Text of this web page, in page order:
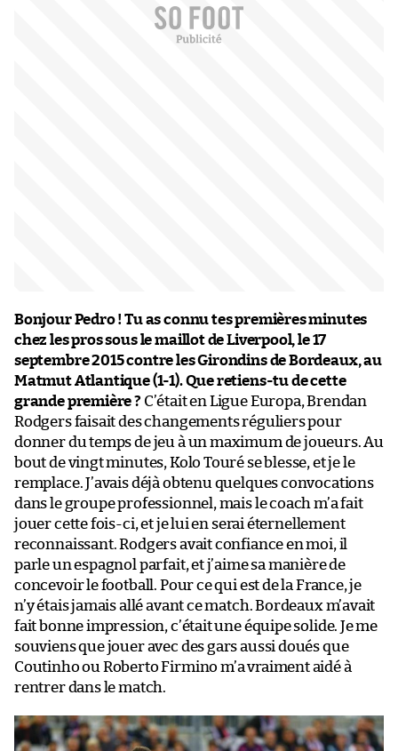
Bonjour Pedro ! Tu as connu tes premières minutes
chez les pros sous le maillot de Liverpool, le 17
septembre 2015 contre les Girondins de Bordeaux, au
Matmut Atlantique (1-1). Que retiens-tu de cette
grande première ? C’était en Ligue Europa, Brendan
Rodgers faisait des changements réguliers pour
donner du temps de jeu à un maximum de joueurs. Au
bout de vingt minutes, Kolo Touré se blesse, et je le
remplace. J’avais déjà obtenu quelques convocations
dans le groupe professionnel, mais le coach m’a fait
jouer cette fois-ci, et je lui en serai éternellement
reconnaissant. Rodgers avait confiance en moi, il
parle un espagnol parfait, et j’aime sa manière de
concevoir le football. Pour ce qui est de la France, je
n’y étais jamais allé avant ce match. Bordeaux m’avait
fait bonne impression, c’était une équipe solide. Je me
souviens que jouer avec des gars aussi doués que
Coutinho ou Roberto Firmino m’a vraiment aidé à
rentrer dans le match.